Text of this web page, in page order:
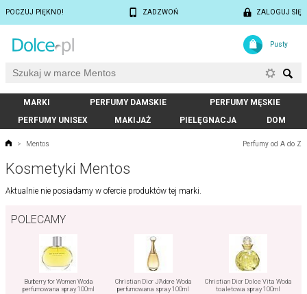
POCZUJ PIĘKNO! ZADZWOŃ ZALOGUJ SIĘ
Pusty
MARKI PERFUMY DAMSKIE
PERFUMY MĘSKIE
PERFUMY UNISEX
MAKIJAŻ PIELĘGNACJA DOM
Perfumy od A do Z
> Mentos
Kosmetyki Mentos
Aktualnie nie posiadamy w ofercie produktów tej marki.
POLECAMY
Burberry for Women Woda
perfumowana spray 100ml
Christian Dior J'Adore Woda
perfumowana spray 100ml
Christian Dior Dolce Vita Woda
toaletowa spray 100ml